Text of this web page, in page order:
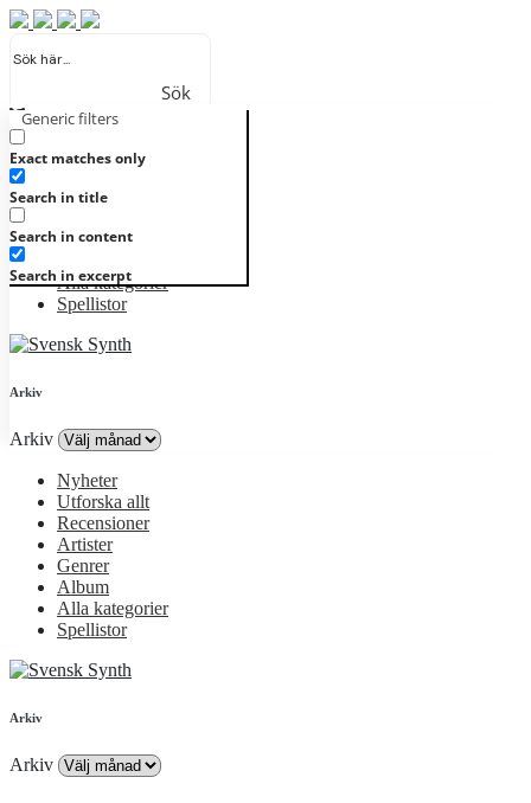
Sök
Generic filters
Exact matches only
Search in title
Search in content
Search in excerpt
Nyheter
Recensioner
Genrer
Alla kategorier
Spellistor
Arkiv
Arkiv
Nyheter
Utforska allt
Recensioner
Artister
Genrer
Album
Alla kategorier
Spellistor
Arkiv
Arkiv